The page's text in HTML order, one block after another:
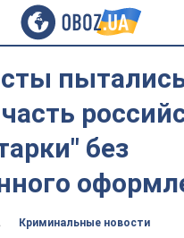
без
Криминальные новости